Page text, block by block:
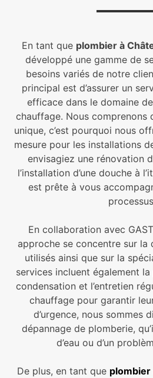
En tant que plombier à
développé une gamme de
besoins variés de notre
principal est d’assurer un
efficace dans le domaine
chauffage. Nous comprenons
unique, c’est pourquoi nous
mesure pour les installations
envisagiez une rénovation
l’installation d’une douche à
est prête à vous
En collaboration avec
approche se concentre sur la
utilisés ainsi que sur la
services incluent également
condensation et l’entretien
chauffage pour garantir
d’urgence, nous sommes
dépannage de plomberie,
d’eau ou d’un
De plus, en tant que plombier